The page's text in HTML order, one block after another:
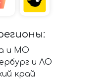
и МО
и ЛО
край